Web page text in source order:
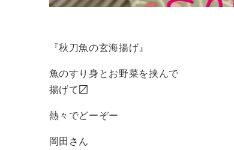
『秋刀魚の玄海揚げ』
魚のすり身とお野菜を挟んで
揚げて〼
熱々でどーぞー
岡田さん